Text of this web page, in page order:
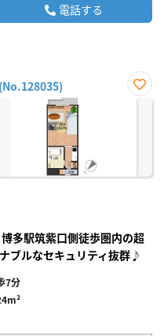
電話する
お気
多駅筑紫口側徒歩圏内の超
ブルなセキュリティ抜群♪
7分